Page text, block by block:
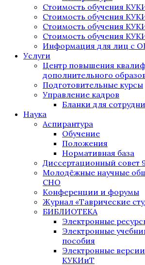
Стоимость обучения
Стоимость обучения
Стоимость обучения
Стоимость обучения
Информация для лиц с
Услуги
Центр повышения
дополнительного
Подготовительные курсы
Управление кадров
Бланки для
Наука
Аспирантура
Обучение
Положения
Нормативная база
Диссертационный совет
Молодёжные научные
СНО
Конференции и форумы
Журнал «Таврические
БИБЛИОТЕКА
Электронные
Электронные
пособия
Электронные
КУКИиТ